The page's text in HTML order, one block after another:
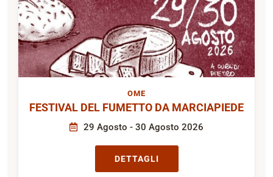
OME
FESTIVAL DEL FUMETTO DA MARCIAPIEDE
29 Agosto - 30 Agosto 2026
DETTAGLI